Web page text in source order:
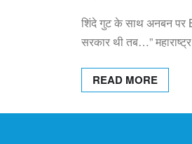
शिंदे गुट के साथ अनबन पर
सरकार थी तब…”
READ MORE